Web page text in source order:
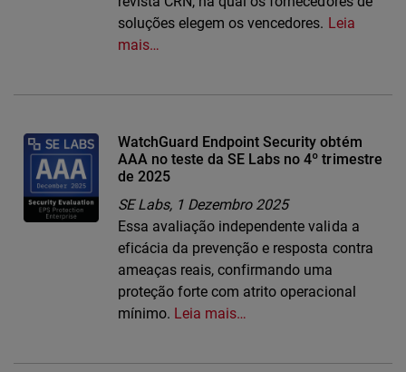
soluções elegem os vencedores. Leia
mais…
WatchGuard Endpoint Security obtém
AAA no teste da SE Labs no 4º trimestre
de 2025
SE Labs, 1 Dezembro 2025
Essa avaliação independente valida a
eficácia da prevenção e resposta contra
ameaças reais, confirmando uma
proteção forte com atrito operacional
mínimo. Leia mais…